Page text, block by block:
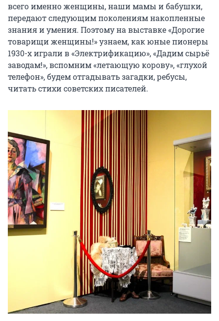
всего именно женщины, наши мамы и бабушки,
передают следующим поколениям накопленные
знания и умения. Поэтому на выставке «Дорогие
товарищи женщины!» узнаем, как юные пионеры
1930-х играли в «Электрификацию», «Дадим сырьё
заводам!», вспомним «летающую корову», «глухой
телефон», будем отгадывать загадки, ребусы,
читать стихи советских писателей.